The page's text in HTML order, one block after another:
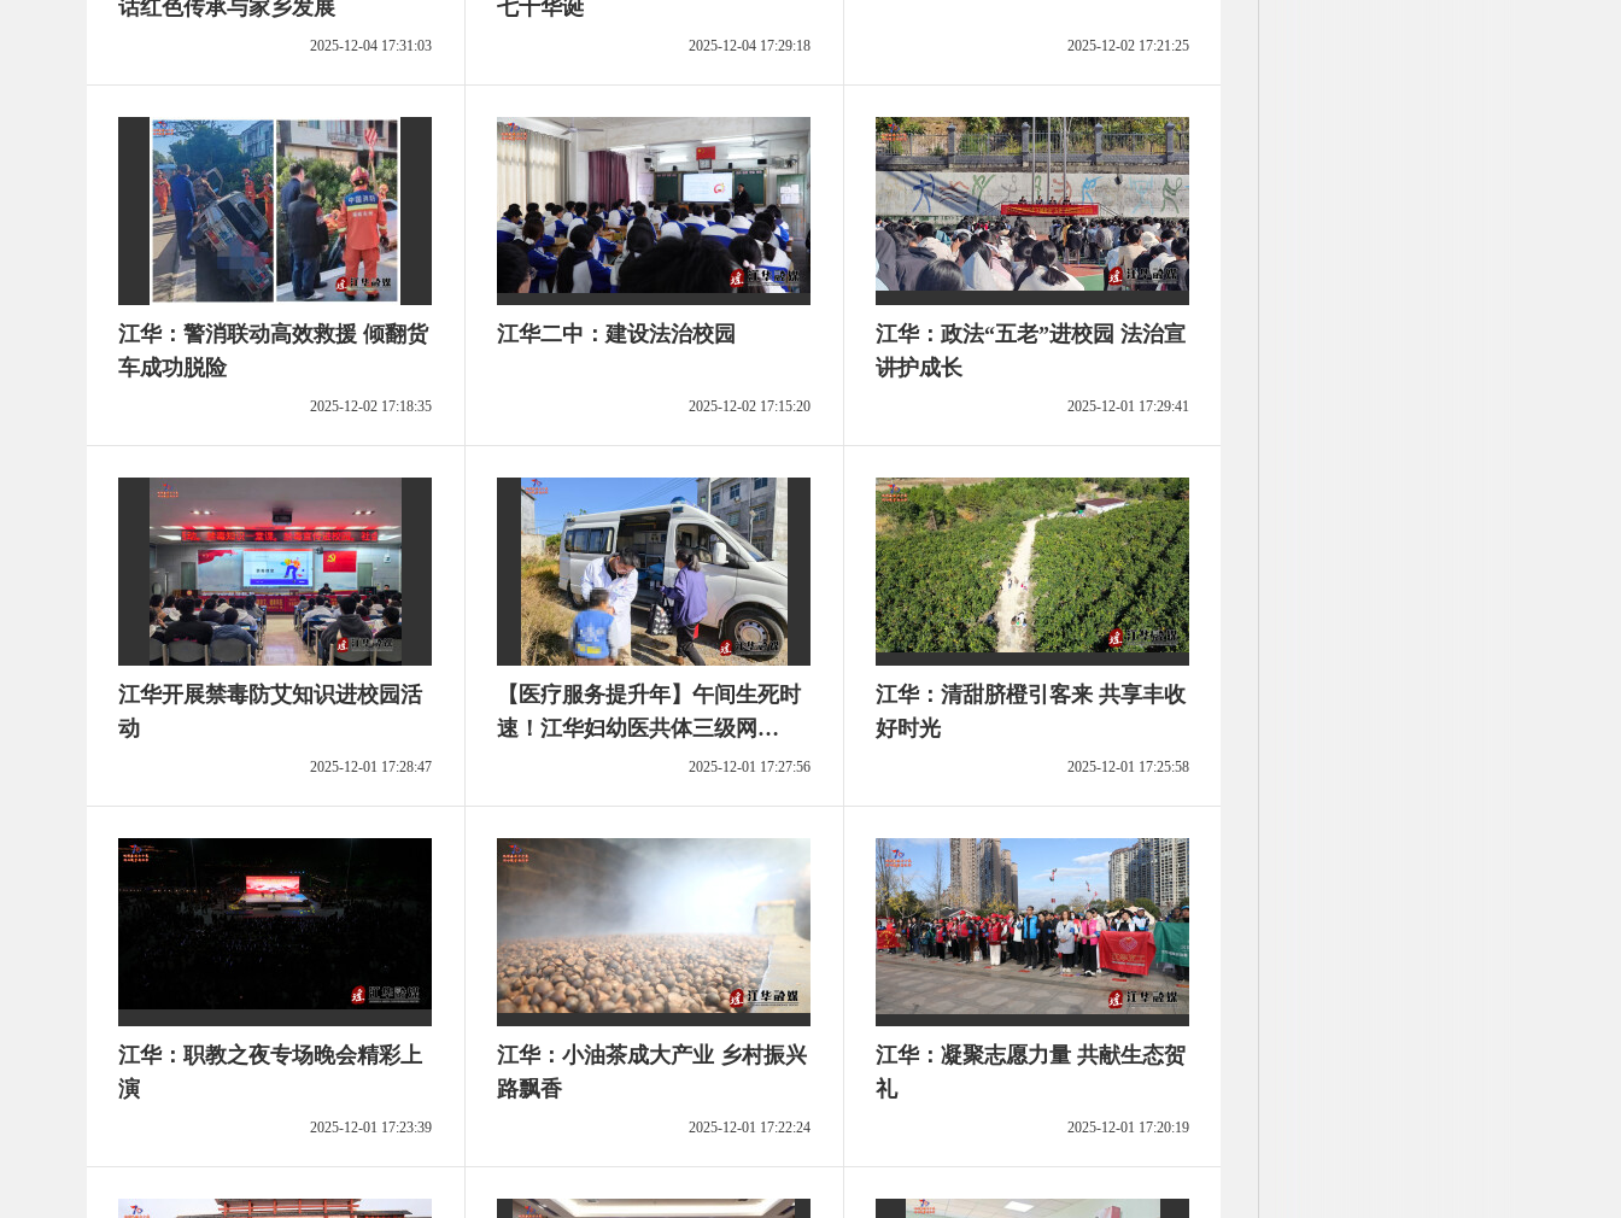
话红色传承与家乡发展
2025-12-04 17:31:03
七十华诞
2025-12-04 17:29:18 2025-12-02 17:21:25
江华：警消联动高效救援 倾翻货
车成功脱险
2025-12-02 17:18:35
江华二中：建设法治校园
2025-12-02 17:15:20
江华：政法“五老”进校园 法治宣
讲护成长
2025-12-01 17:29:41
江华开展禁毒防艾知识进校园活
动
2025-12-01 17:28:47
【医疗服务提升年】午间生死时
速！江华妇幼医共体三级网
2025-12-01 17:27:56
江华：清甜脐橙引客来 共享丰收
好时光
2025-12-01 17:25:58
江华：职教之夜专场晚会精彩上
演
2025-12-01 17:23:39
江华：小油茶成大产业 乡村振兴
路飘香
2025-12-01 17:22:24
江华：凝聚志愿力量 共献生态贺
礼
2025-12-01 17:20:19